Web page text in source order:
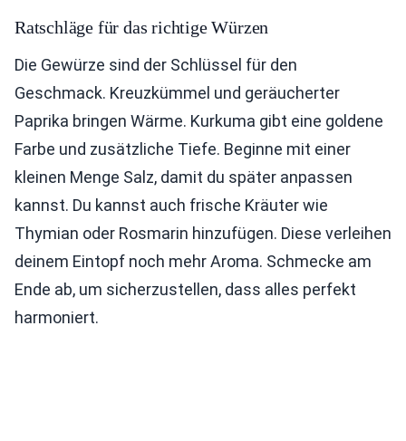
Ratschläge für das richtige Würzen
Die Gewürze sind der Schlüssel für den
Geschmack. Kreuzkümmel und geräucherter
Paprika bringen Wärme. Kurkuma gibt eine goldene
Farbe und zusätzliche Tiefe. Beginne mit einer
kleinen Menge Salz, damit du später anpassen
kannst. Du kannst auch frische Kräuter wie
Thymian oder Rosmarin hinzufügen. Diese verleihen
deinem Eintopf noch mehr Aroma. Schmecke am
Ende ab, um sicherzustellen, dass alles perfekt
harmoniert.